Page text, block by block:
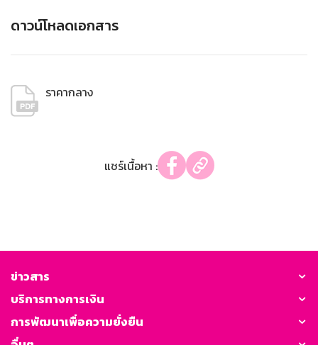
ดาวน์โหลดเอกสาร
ราคากลาง
แชร์เนื้อหา :
ข่าวสาร
บริการทางการเงิน
การพัฒนาเพื่อความยั่งยืน